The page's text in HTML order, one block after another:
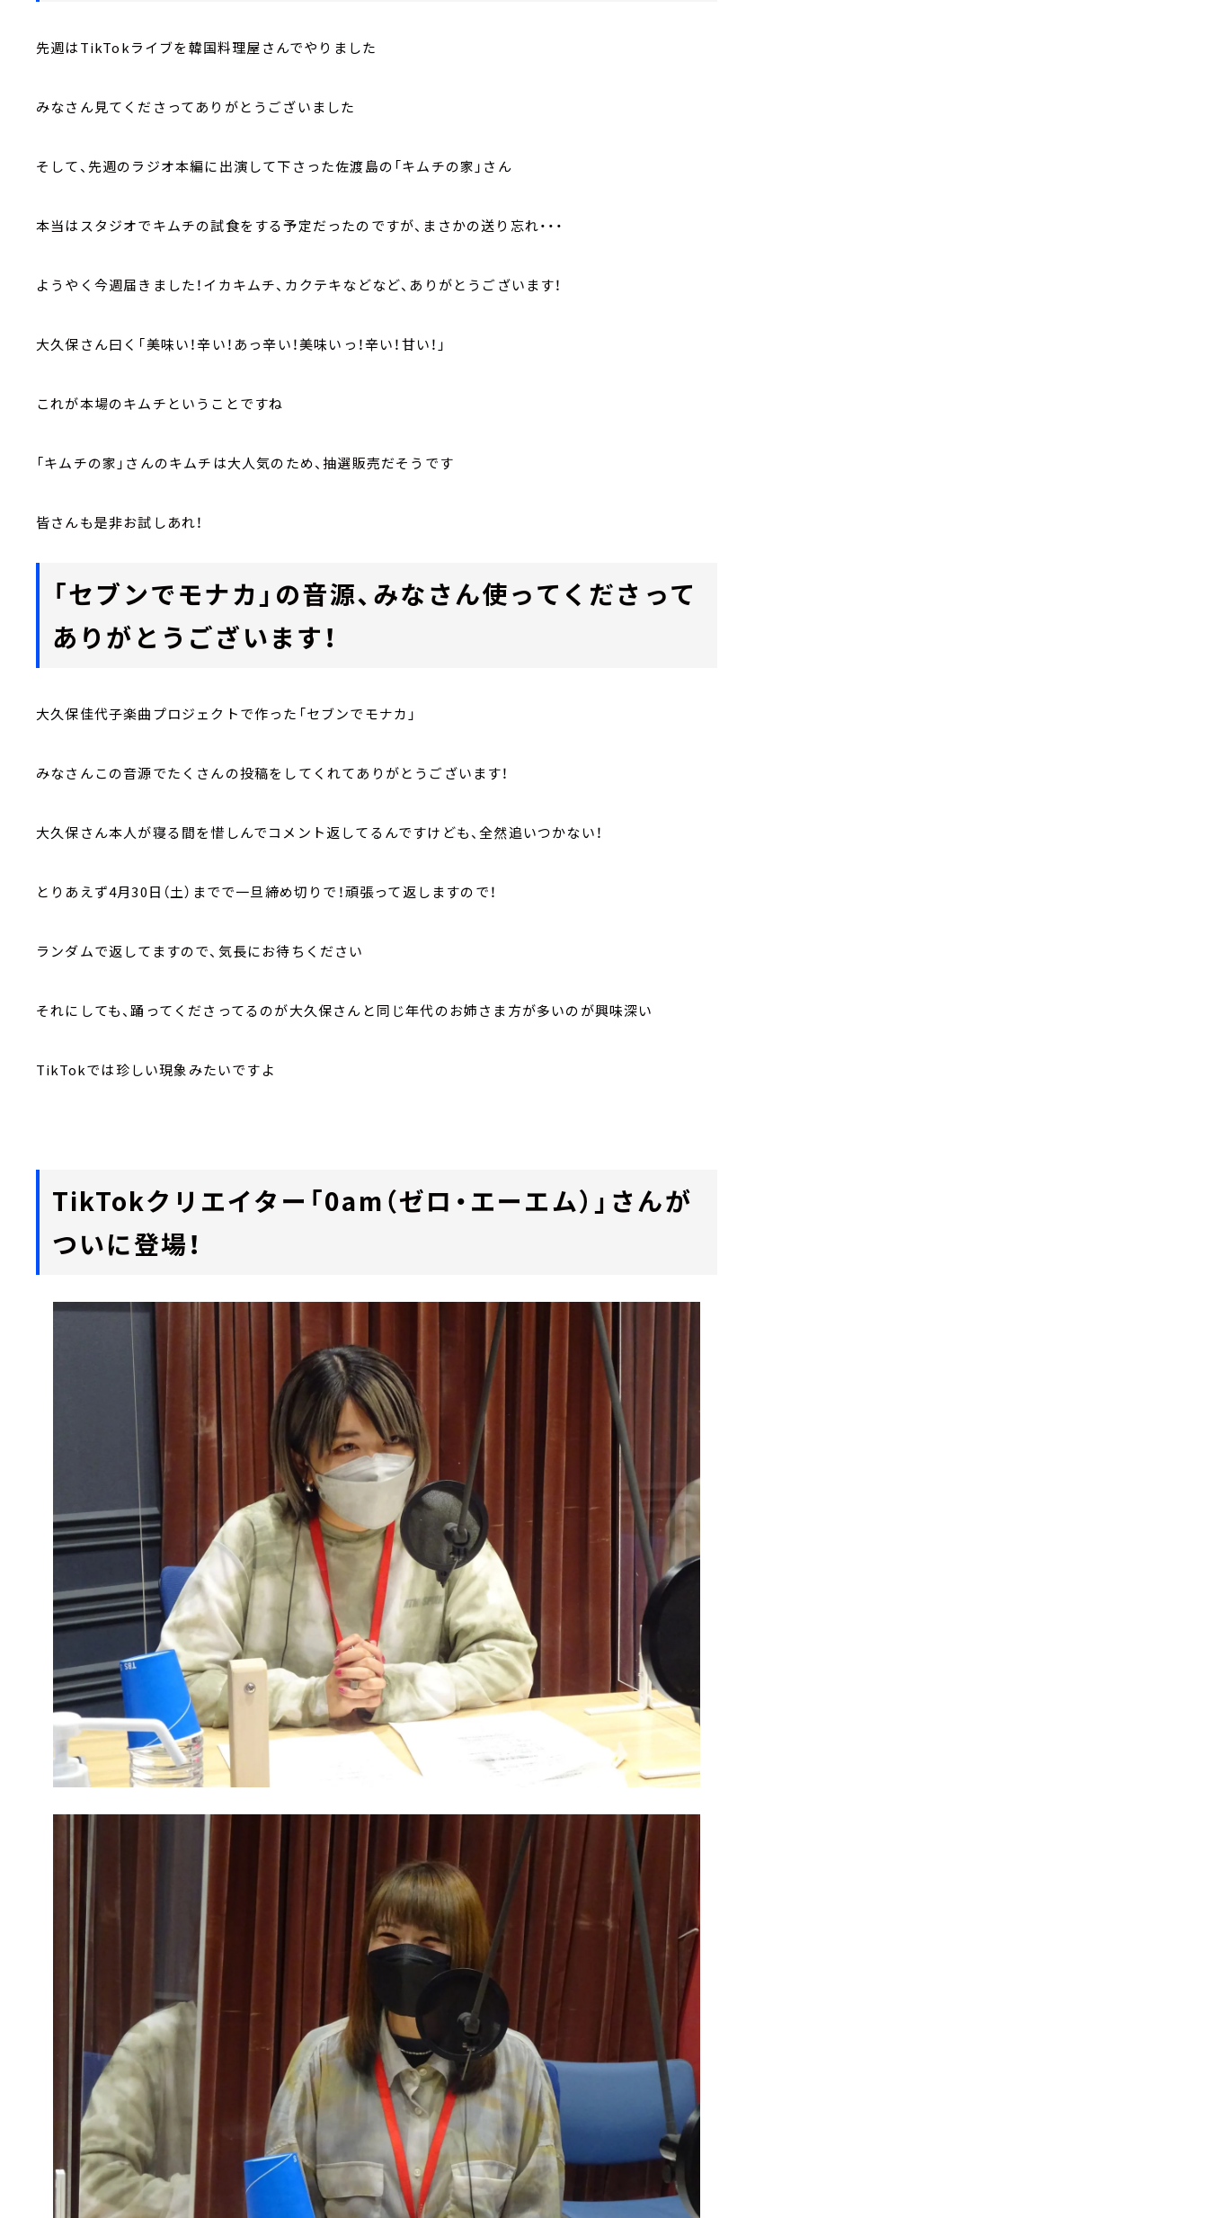
先週はTikTokライブを韓国料理屋さんでやりました
みなさん見てくださってありがとうございました
そして、先週のラジオ本編に出演して下さった佐渡島の「キムチの家」さん
本当はスタジオでキムチの試食をする予定だったのですが、まさかの送り忘れ・・・
ようやく今週届きました！イカキムチ、カクテキなどなど、ありがとうございます！
大久保さん曰く「美味い！辛い！あっ辛い！美味いっ！辛い！甘い！」
これが本場のキムチということですね
「キムチの家」さんのキムチは大人気のため、抽選販売だそうです
皆さんも是非お試しあれ！
「セブンでモナカ」の音源、みなさん使ってくださって
ありがとうございます！
大久保佳代子楽曲プロジェクトで作った「セブンでモナカ」
みなさんこの音源でたくさんの投稿をしてくれてありがとうございます！
大久保さん本人が寝る間を惜しんでコメント返してるんですけども、全然追いつかない！
とりあえず4月30日（土）までで一旦締め切りで！頑張って返しますので！
ランダムで返してますので、気長にお待ちください
それにしても、踊ってくださってるのが大久保さんと同じ年代のお姉さま方が多いのが興味深い
TikTokでは珍しい現象みたいですよ
TikTokクリエイター「0am（ゼロ・エーエム）」さんが
ついに登場！